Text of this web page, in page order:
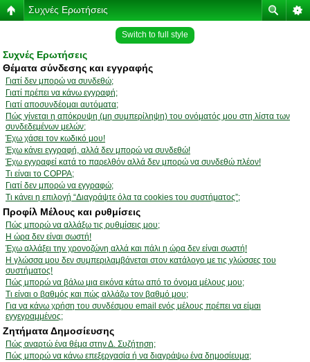
Συχνές Ερωτήσεις
Switch to full style
Συχνές Ερωτήσεις
Θέματα σύνδεσης και εγγραφής
Γιατί δεν μπορώ να συνδεθώ;
Γιατί πρέπει να κάνω εγγραφή;
Γιατί αποσυνδέομαι αυτόματα;
Πώς γίνεται η απόκρυψη (μη συμπερίληψη) του ονόματός μου στη λίστα των
συνδεδεμένων μελών;
Έχω χάσει τον κωδικό μου!
Έχω κάνει εγγραφή, αλλά δεν μπορώ να συνδεθώ!
Έχω εγγραφεί κατά το παρελθόν αλλά δεν μπορώ να συνδεθώ πλέον!
Τι είναι το COPPA;
Γιατί δεν μπορώ να εγγραφώ;
Τι κάνει η επιλογή “Διαγράψτε όλα τα cookies του συστήματος”;
Προφίλ Μέλους και ρυθμίσεις
Πώς μπορώ να αλλάξω τις ρυθμίσεις μου;
Η ώρα δεν είναι σωστή!
Έχω αλλάξει την χρονοζώνη αλλά και πάλι η ώρα δεν είναι σωστή!
Η γλώσσα μου δεν συμπεριλαμβάνεται στον κατάλογο με τις γλώσσες του
συστήματος!
Πώς μπορώ να βάλω μια εικόνα κάτω από το όνομα μέλους μου;
Τι είναι ο βαθμός και πώς αλλάζω τον βαθμό μου;
Για να κάνω χρήση του συνδέσμου email ενός μέλους πρέπει να είμαι
εγγεγραμμένος;
Ζητήματα Δημοσίευσης
Πώς αναρτώ ένα θέμα στην Δ. Συζήτηση;
Πώς μπορώ να κάνω επεξεργασία ή να διαγράψω ένα δημοσίευμα;